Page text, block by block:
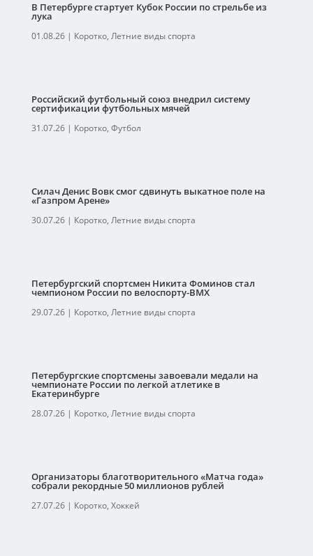
В Петербурге стартует Кубок России по стрельбе из
лука
01.08.26| Коротко, Летние виды спорта
Российский футбольный союз внедрил систему
сертификации футбольных мячей
31.07.26| Коротко, Футбол
Силач Денис Вовк смог сдвинуть выкатное поле на
«Газпром Арене»
30.07.26| Коротко, Летние виды спорта
Петербургский спортсмен Никита Фоминов стал
чемпионом России по велоспорту-ВМХ
29.07.26| Коротко, Летние виды спорта
Петербургские спортсмены завоевали медали на
чемпионате России по легкой атлетике в
Екатеринбурге
28.07.26| Коротко, Летние виды спорта
Организаторы благотворительного «Матча года»
собрали рекордные 50 миллионов рублей
27.07.26| Коротко, Хоккей